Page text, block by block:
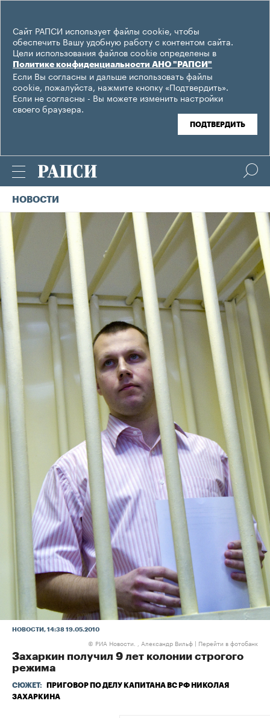
Сайт РАПСИ использует файлы cookie, чтобы
обеспечить Вашу удобную работу с контентом сайта.
Цели использования файлов cookie определены в
Политике конфиденциальности АНО "РАПСИ"
Если Вы согласны и дальше использовать файлы
cookie, пожалуйста, нажмите кнопку «Подтвердить».
Если не согласны - Вы можете изменить настройки
своего браузера.
ПОДТВЕРДИТЬ
НОВОСТИ
НОВОСТИ , 14:38 19.05.2010
© РИА Новости. , Александр Вильф | Перейти в фотобанк
Захаркин получил 9 лет колонии строгого
режима
СЮЖЕТ:
ПРИГОВОР ПО ДЕЛУ КАПИТАНА ВС РФ НИКОЛАЯ
ЗАХАРКИНА